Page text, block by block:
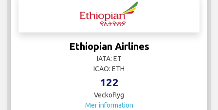
Ethiopian Airlines
IATA: ET
ICAO: ETH
122
Veckoflyg
Mer information